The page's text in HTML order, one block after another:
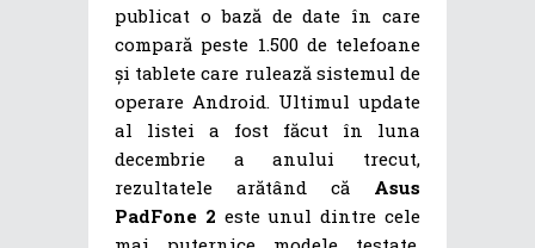
publicat o bază de date în care
compară peste 1.500 de telefoane
și tablete care rulează sistemul de
operare Android. Ultimul update
al listei a fost făcut în luna
decembrie a anului trecut,
rezultatele arătând că Asus
PadFone 2 este unul dintre cele